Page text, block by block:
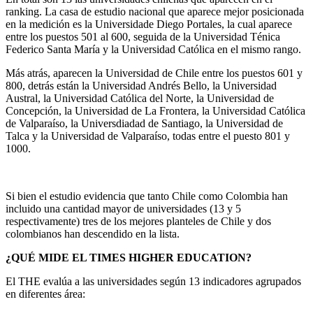
ranking. La casa de estudio nacional que aparece mejor posicionada
en la medición es la Universidade Diego Portales, la cual aparece
entre los puestos 501 al 600, seguida de la Universidad Ténica
Federico Santa María y la Universidad Católica en el mismo rango.
Más atrás, aparecen la Universidad de Chile entre los puestos 601 y
800, detrás están la Universidad Andrés Bello, la Universidad
Austral, la Universidad Católica del Norte, la Universidad de
Concepción, la Universidad de La Frontera, la Universidad Católica
de Valparaíso, la Universdiadad de Santiago, la Universidad de
Talca y la Universidad de Valparaíso, todas entre el puesto 801 y
1000.
Si bien el estudio evidencia que tanto Chile como Colombia han
incluido una cantidad mayor de universidades (13 y 5
respectivamente) tres de los mejores planteles de Chile y dos
colombianos han descendido en la lista.
¿QUÉ MIDE EL TIMES HIGHER EDUCATION?
El THE evalúa a las universidades según 13 indicadores agrupados
en diferentes área: